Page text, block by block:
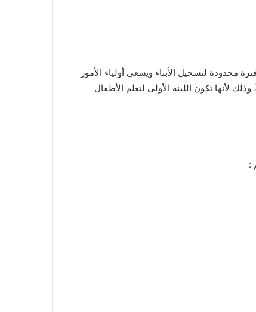
لتسجيل الأبناء ويسعى أولياء الأمور
لأنها تكون اللبنة الأولى لتعلم الأطفال
: